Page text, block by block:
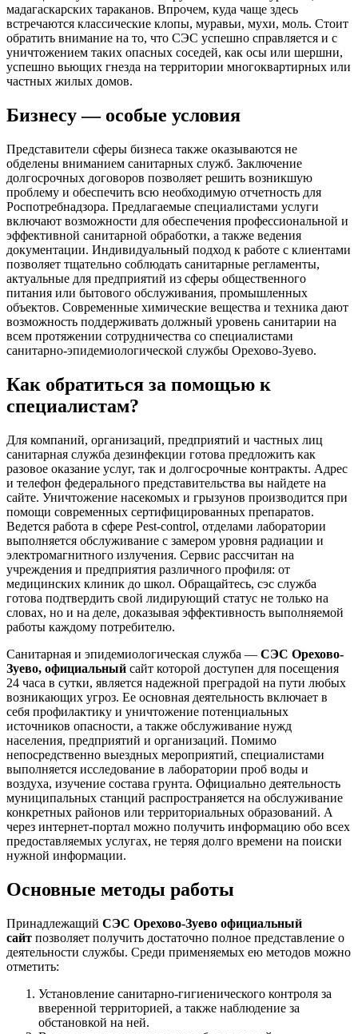
мадагаскарских тараканов. Впрочем, куда чаще здесь
встречаются классические клопы, муравьи, мухи, моль. Стоит
обратить внимание на то, что СЭС успешно справляется и с
уничтожением таких опасных соседей, как осы или шершни,
успешно вьющих гнезда на территории многоквартирных или
частных жилых домов.
Бизнесу — особые условия
Представители сферы бизнеса также оказываются не
обделены вниманием санитарных служб. Заключение
долгосрочных договоров позволяет решить возникшую
проблему и обеспечить всю необходимую отчетность для
Роспотребнадзора. Предлагаемые специалистами услуги
включают возможности для обеспечения профессиональной и
эффективной санитарной обработки, а также ведения
документации. Индивидуальный подход к работе с клиентами
позволяет тщательно соблюдать санитарные регламенты,
актуальные для предприятий из сферы общественного
питания или бытового обслуживания, промышленных
объектов. Современные химические вещества и техника дают
возможность поддерживать должный уровень санитарии на
всем протяжении сотрудничества со специалистами
санитарно-эпидемиологической службы Орехово-Зуево.
Как обратиться за помощью к
специалистам?
Для компаний, организаций, предприятий и частных лиц
санитарная служба дезинфекции готова предложить как
разовое оказание услуг, так и долгосрочные контракты. Адрес
и телефон федерального представительства вы найдете на
сайте. Уничтожение насекомых и грызунов производится при
помощи современных сертифицированных препаратов.
Ведется работа в сфере Pest-control, отделами лаборатории
выполняется обслуживание с замером уровня радиации и
электромагнитного излучения. Сервис рассчитан на
учреждения и предприятия различного профиля: от
медицинских клиник до школ. Обращайтесь, сэс служба
готова подтвердить свой лидирующий статус не только на
словах, но и на деле, доказывая эффективность выполняемой
работы каждому потребителю.
Санитарная и эпидемиологическая служба — СЭС Орехово-
Зуево, официальный сайт которой доступен для посещения
24 часа в сутки, является надежной преградой на пути любых
возникающих угроз. Ее основная деятельность включает в
себя профилактику и уничтожение потенциальных
источников опасности, а также обслуживание нужд
населения, предприятий и организаций. Помимо
непосредственно выездных мероприятий, специалистами
выполняется исследование в лаборатории проб воды и
воздуха, изучение состава грунта. Официально деятельность
муниципальных станций распространяется на обслуживание
конкретных районов или территориальных образований. А
через интернет-портал можно получить информацию обо всех
предоставляемых услугах, не теряя долго времени на поиски
нужной информации.
Основные методы работы
Принадлежащий СЭС Орехово-Зуево официальный
сайт позволяет получить достаточно полное представление о
деятельности службы. Среди применяемых ею методов можно
отметить:
Установление санитарно-гигиенического контроля за
вверенной территорией, а также наблюдение за
обстановкой на ней.